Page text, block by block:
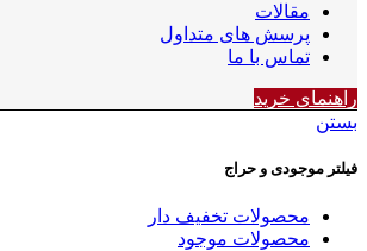
مقالات
پرسش های متداول
تماس با ما
راهنمای خرید
بستن
فیلتر موجودی و حراج
محصولات تخفیف دار
محصولات موجود